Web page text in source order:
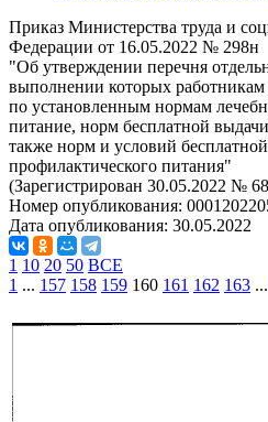
Приказ Министерства труда и
Федерации от 16.05.2022 № 298н
"Об утверждении перечня
выполнении которых работникам
по установленным нормам
питание, норм бесплатной
также норм и условий
профилактического питания"
(Зарегистрирован 30.05.2022 №
Номер опубликования:
Дата опубликования: 30.05.2022
1 10 20 50 ВСЕ
1 ... 157 158 159 160 161 162 163 ...